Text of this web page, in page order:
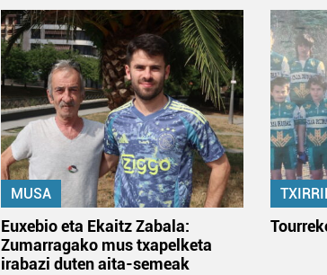
MUSA
Euxebio eta Ekaitz Zabala:
Zumarragako mus txapelketa
irabazi duten aita-semeak